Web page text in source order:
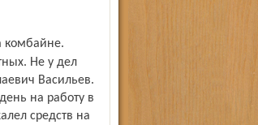
Не у дел
Васильев.
на работу в
средств на